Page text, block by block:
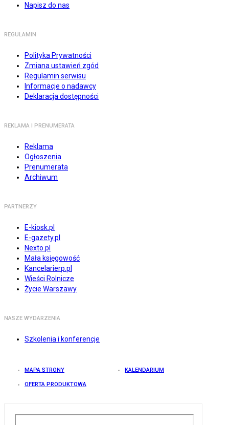
Napisz do nas
REGULAMIN
Polityka Prywatności
Zmiana ustawień zgód
Regulamin serwisu
Informacje o nadawcy
Deklaracja dostępności
REKLAMA I PRENUMERATA
Reklama
Ogłoszenia
Prenumerata
Archiwum
PARTNERZY
E-kiosk.pl
E-gazety.pl
Nexto.pl
Mała księgowość
Kancelarierp.pl
Wieści Rolnicze
Życie Warszawy
NASZE WYDARZENIA
Szkolenia i konferencje
MAPA STRONY KALENDARIUM
OFERTA PRODUKTOWA